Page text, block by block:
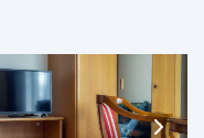
aanwezig). U geniet
wordt een
Het hotel
en een
is. U voelt zich hier